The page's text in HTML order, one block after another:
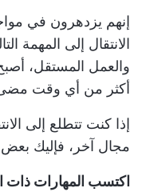
إنهم يزدهرون في
الانتقال إلى المهمة
والعمل المستقل،
أكثر من أي وقت
إذا كنت تتطلع إلى
مجال آخر، فإليك بعض
اكتسب المهارات ذات